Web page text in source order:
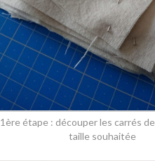
1ère étape : découper les carrés
taille souhaitée